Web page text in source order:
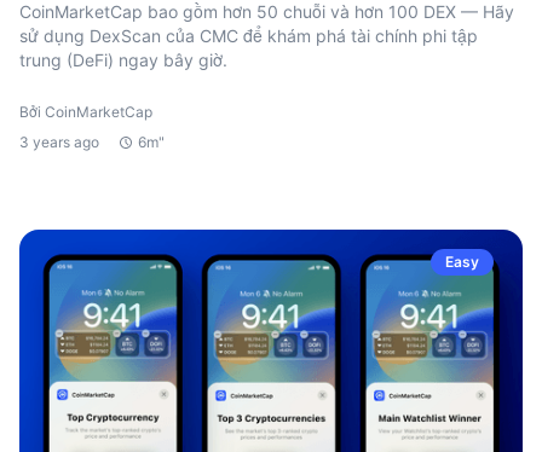
CoinMarketCap bao gồm hơn 50 chuỗi và hơn 100 DEX — Hãy
sử dụng DexScan của CMC để khám phá tài chính phi tập
trung (DeFi) ngay bây giờ.
Bởi CoinMarketCap
3 years ago
6m"
Easy